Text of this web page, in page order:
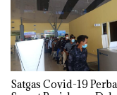
Satgas Covid-19